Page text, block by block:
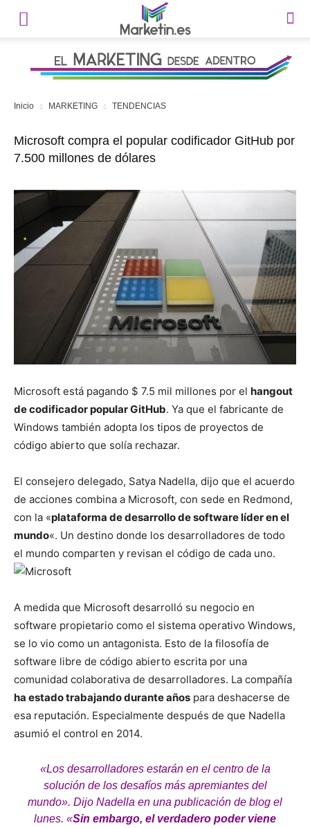
Inicio MARKETING TENDENCIAS
Microsoft compra el popular codificador GitHub por
7.500 millones de dólares
Microsoft está pagando $ 7.5 mil millones por el hangout
de codificador popular GitHub. Ya que el fabricante de
Windows también adopta los tipos de proyectos de
código abierto que solía rechazar.
El consejero delegado, Satya Nadella, dijo que el acuerdo
de acciones combina a Microsoft, con sede en Redmond,
con la «plataforma de desarrollo de software líder en el
mundo«. Un destino donde los desarrolladores de todo
el mundo comparten y revisan el código de cada uno.
A medida que Microsoft desarrolló su negocio en
software propietario como el sistema operativo Windows,
se lo vio como un antagonista. Esto de la filosofía de
software libre de código abierto escrita por una
comunidad colaborativa de desarrolladores. La compañía
ha estado trabajando durante años para deshacerse de
esa reputación. Especialmente después de que Nadella
asumió el control en 2014.
«Los desarrolladores estarán en el centro de la
solución de los desafíos más apremiantes del
mundo». Dijo Nadella en una publicación de blog el
lunes. «Sin embargo, el verdadero poder viene